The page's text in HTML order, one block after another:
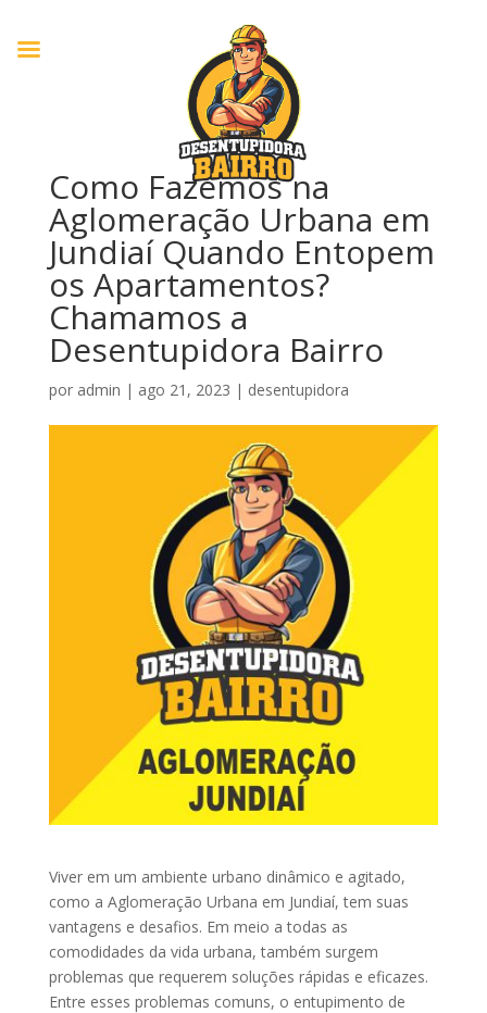
Como Fazemos na
Aglomeração Urbana em
Jundiaí Quando Entopem
os Apartamentos?
Chamamos a
Desentupidora Bairro
por admin | ago 21, 2023 | desentupidora
Viver em um ambiente urbano dinâmico e agitado,
como a Aglomeração Urbana em Jundiaí, tem suas
vantagens e desafios. Em meio a todas as
comodidades da vida urbana, também surgem
problemas que requerem soluções rápidas e eficazes.
Entre esses problemas comuns, o entupimento de